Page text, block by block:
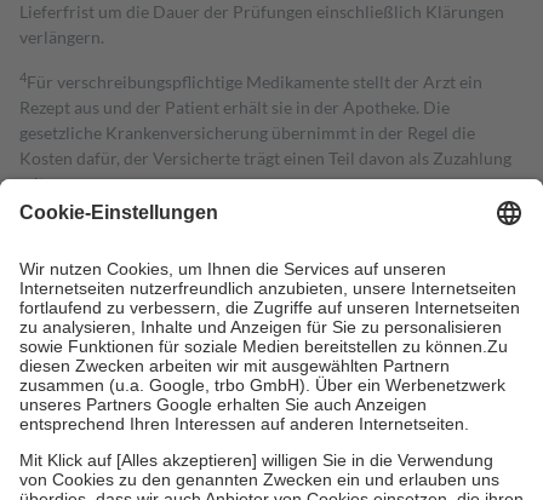
Lieferfrist um die Dauer der Prüfungen einschließlich Klärungen
verlängern.
4Für verschreibungspflichtige Medikamente stellt der Arzt ein
Rezept aus und der Patient erhält sie in der Apotheke. Die
gesetzliche Krankenversicherung übernimmt in der Regel die
Kosten dafür, der Versicherte trägt einen Teil davon als Zuzahlung
mit.
Grundsätzlich leisten Mitglieder Zuzahlungen in Höhe von zehn
höchstens zehn Euro.
Es sind jedoch nie mehr als die tatsächlichen
Kosten der Leistung zu entrichten.
Diese Regeln gelten grundsätzlich auch für Online-Apotheken.
Bei Heilmitteln und häuslicher Krankenpflege beträgt die
Zuzahlung zehn Prozent der Kosten sowie zehn Euro je
Verordnung.
Um das Engagement der Versicherten für ihre eigene Gesundheit zu
stärken und die besondere Stellung der Familie zu unterstützen,
fallenkeine Zuzahlungenan bei:
• Kindern und Jugendlichen bis zum vollendeten 18. Lebensjahr